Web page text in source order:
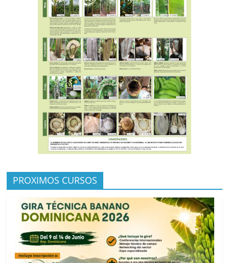
PROXIMOS CURSOS